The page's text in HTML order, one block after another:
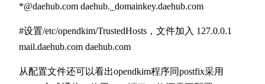
*@daehub.com daehub._domainkey.daehub.com
#设置/etc/opendkim/TrustedHosts，文件加入 127.0.0.1
mail.daehub.com daehub.com
从配置文件还可以看出opendkim程序同postfix采用